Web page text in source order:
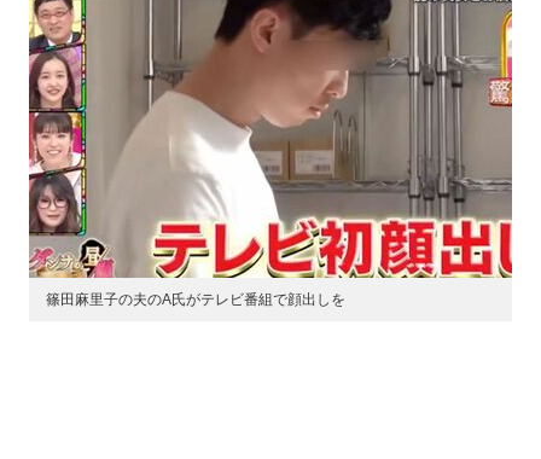
篠田麻里子の夫のA氏がテレビ番組で顔出しを